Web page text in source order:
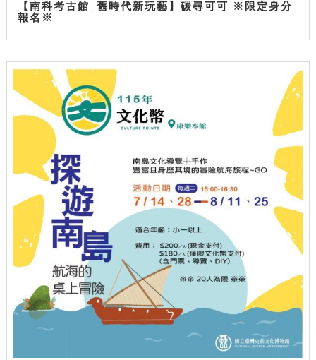
【南科考古館_舊時代新玩藝】碳尋可可 ※限定身分
報名※